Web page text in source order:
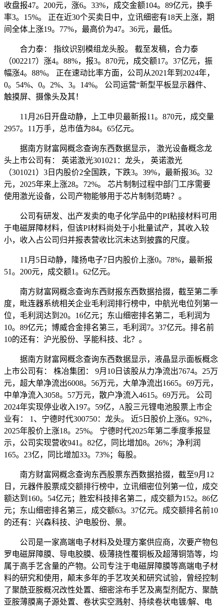
收盘报47。200元，涨6。33%，成交金额104。89亿元，换手
率3。15%。 正在近30个买卖日中，立讯细密有18天上涨，期
间全体上涨19。77%，最高价为47。36元，最低。
合力泰： 指纹识别模组龙头股。 截至发稿，合力泰
（002217）涨4。88%，报3。870元，成交额17。37亿元，振
幅涨4。88%。 正在速动比率方面，公司从2021年到2024年，
0。54%、0。2%、3。14%。 公司运营“新型平板显示器件、
触摸屏、摄像头及其！
11月26日开盘动静，上工申贝最新报11。870元，成交量
2957。11万手，总市值为84。65亿元。
据南方财富网概念查询东西数据显示， 激光设备概念龙
头上市公司有： 英诺激光301021：龙头， 英诺激光
（301021）3日内股价2全国跌，下跌3。39%，最新报36。32
元，2025年来上涨28。72%。 芯片制制过程中部门工序需要
使用激光设备，公司产物能够用于芯片制制范畴？。
公司有研发、出产发卖的电子化学品中的PI粘接材料可用
于电磁屏障材料，但该PI材料尚处于小批量试产，其收入较
小，收入占公司归并报表营收比沉未达到披露的尺度。
11月5日动静，隆扬电子7日内股价上涨0。78%，最新报
51。200元，成交额1。62亿元。
南方财富网概念查询东西财报东西数据拾掇，截至第二季
度，毗连器系统相关企业毛利润排行榜中，中航光电位列第一
位，毛利润达到20。16亿元；东山细密排名第二，毛利润为
10。89亿元；博威合金排名第三，毛利润7。37亿元。排名前
10的还有：沪光股份、孚能科技、北？。
据南方财富网概念查询东西数据显示，液晶显示面板概念
上市公司有： 株冶集团： 9月10日该股从力净流出7674。25万
元，超大单净流出6008。56万元，大单净流出1665。69万元，
中单净流入3058。57万元，散户净流入4615。69万元。 公司
2024年实现停业收入197。59亿，A股三元锂电池股票上市企
业有： 1、宁德时代300750：龙头。 近5日股价上涨6。92%，
2025年股价上涨18。25%。 宁德时代2025年第二季度季报显
示，公司实现营收941。82亿，同比增加8。26%；净利润
165。23亿，同比增加33。73%；每股。
南方财富网概念查询东西股票东西数据拾掇，截至9月12
日，元器件股票成交额排行榜中，立讯细密位列第一位，成交
额达到160。54亿元；胜宏科技排名第二，成交额为152。86亿
元；东山细密排名第三，成交额63。37亿元。成交额排名前10
的还有：兴森科技、沪电股份、景。
公司是一家高端电子材料及处理方案供应商，次要产物包
罗电磁屏障膜、导电胶膜、极薄挠性覆铜板及超薄铜箔等，均
属于高手艺含量的产物。公司专注于电磁屏障膜等高端电子材
料的研究和使用，颠末多年的手艺攻关和研究试验，曾经控制
了聚酰亚胺概况改性处置、细密涂布手艺及离型剂配方、聚酰
亚胺薄膜离子源处置、卷状实空溅射、持续卷状电镀/解、电